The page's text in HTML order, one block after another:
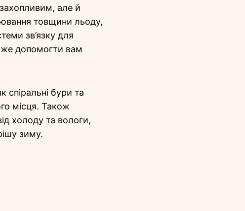
але й
товщини льоду,
зв’язку для
допомогти вам
спіральні бури та
місця. Також
холоду та вологи,
зиму.